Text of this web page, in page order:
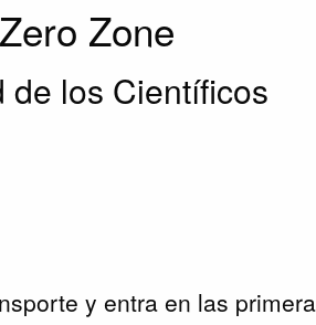
Zone
de los Científicos
y entra en las